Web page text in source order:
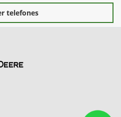
telefones